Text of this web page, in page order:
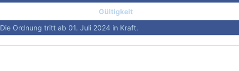
Gültigkeit
Die Ordnung tritt ab 01. Juli 2024 in Kraft.